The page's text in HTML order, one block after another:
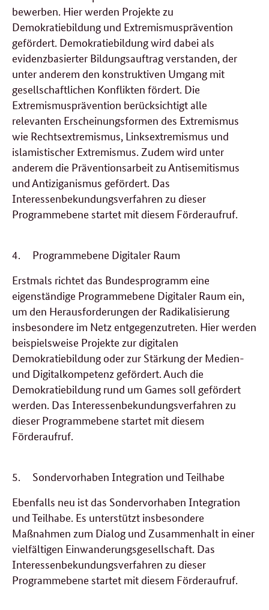
bewerben. Hier werden Projekte zu
Demokratiebildung und Extremismusprävention
gefördert. Demokratiebildung wird dabei als
evidenzbasierter Bildungsauftrag verstanden, der
unter anderem den konstruktiven Umgang mit
gesellschaftlichen Konflikten fördert. Die
Extremismusprävention berücksichtigt alle
relevanten Erscheinungsformen des Extremismus
wie Rechtsextremismus, Linksextremismus und
islamistischer Extremismus. Zudem wird unter
anderem die Präventionsarbeit zu Antisemitismus
und Antiziganismus gefördert. Das
Interessenbekundungsverfahren zu dieser
Programmebene startet mit diesem Förderaufruf.
4. Programmebene Digitaler Raum
Erstmals richtet das Bundesprogramm eine
eigenständige Programmebene Digitaler Raum ein,
um den Herausforderungen der Radikalisierung
insbesondere im Netz entgegenzutreten. Hier werden
beispielsweise Projekte zur digitalen
Demokratiebildung oder zur Stärkung der Medien-
und Digitalkompetenz gefördert. Auch die
Demokratiebildung rund um Games soll gefördert
werden. Das Interessenbekundungsverfahren zu
dieser Programmebene startet mit diesem
Förderaufruf.
5. Sondervorhaben Integration und Teilhabe
Ebenfalls neu ist das Sondervorhaben Integration
und Teilhabe. Es unterstützt insbesondere
Maßnahmen zum Dialog und Zusammenhalt in einer
vielfältigen Einwanderungsgesellschaft. Das
Interessenbekundungsverfahren zu dieser
Programmebene startet mit diesem Förderaufruf.